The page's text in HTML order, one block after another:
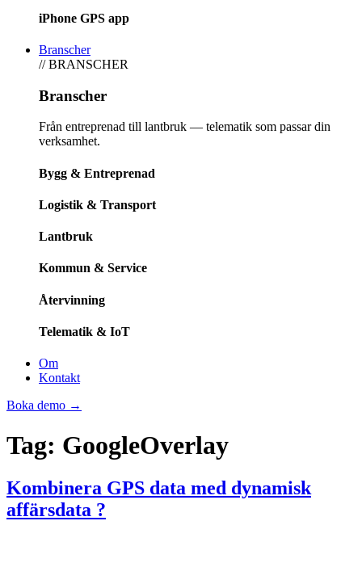
iPhone GPS app
Branscher
// BRANSCHER
Branscher
Från entreprenad till lantbruk — telematik som passar din
verksamhet.
Bygg & Entreprenad
Logistik & Transport
Lantbruk
Kommun & Service
Återvinning
Telematik & IoT
Om
Kontakt
Boka demo →
Tag: GoogleOverlay
Kombinera GPS data med dynamisk
affärsdata ?